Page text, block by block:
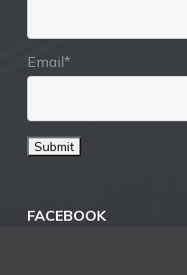
Email*
FACEBOOK